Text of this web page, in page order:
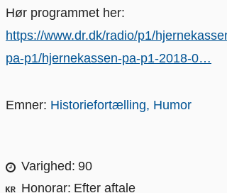
Hør programmet her:
https://www.dr.dk/radio/p1/
pa-p1/hjernekassen-pa-p1-2018-0…
Emner: Historiefortælling Humor
Varighed 90
Honorar Efter aftale